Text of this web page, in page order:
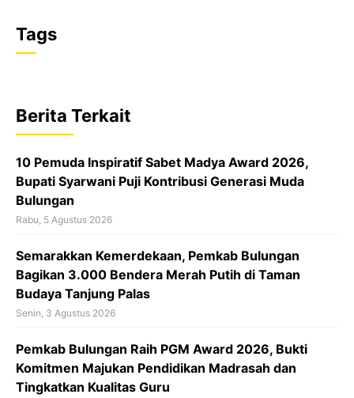
a
c
b
o
o
k
s
A
p
p
a
d
s
Tags
Berita Terkait
10 Pemuda Inspiratif Sabet Madya Award 2026,
Bupati Syarwani Puji Kontribusi Generasi Muda
Bulungan
Rabu, 5 Agustus 2026
Semarakkan Kemerdekaan, Pemkab Bulungan
Bagikan 3.000 Bendera Merah Putih di Taman
Budaya Tanjung Palas
Senin, 3 Agustus 2026
Pemkab Bulungan Raih PGM Award 2026, Bukti
Komitmen Majukan Pendidikan Madrasah dan
Tingkatkan Kualitas Guru